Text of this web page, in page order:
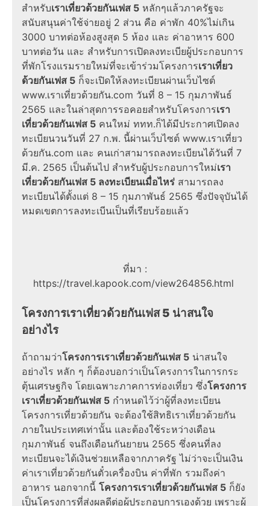
สำหรับเราเที่ยวด้วยกันเฟส 5 หลักๆแล้วภาครัฐจะ
สนับสนุนค่าใช้จ่ายอยู่ 2 ส่วน คือ ค่าพัก 40%ไม่เกิน
3000 บาทต่อห้องสูงสุด 5 ห้อง และ ค่าอาหาร 600
บาทต่อวัน และ สำหรับการเปิดลงทะเบียผู้ประกอบการ
ที่พักโรงแรมรายใหม่ที่จะเข้าร่วมโครงการเราเที่ยว
ด้วยกันเฟส 5 ก็จะเปิดให้ลงทะเบียนผ่านเว็บไซต์
www.เราเที่ยวด้วยกัน.com วันที่ 8 – 15 กุมภาพันธ์
2565 และในล่าสุดการรอคอยสำหรับโครงการเรา
เที่ยวด้วยกันเฟส 5 คนใหม่ ททท.ก็ได้มีประกาศเปิดลง
ทะเบียนวนวันที่ 27 ก.พ. นี้ผ่านเว็บไซต์ www.เราเที่ยว
ด้วยกัน.com และ คนเก่าสามารถลงทะเบียนได้วันที่ 7
มี.ค. 2565 เป็นต้นไป สำหรับผู้ประกอบการใหม่เรา
เที่ยวด้วยกันเฟส 5 ลงทะเบียนเมื่อไหร่ สามารถลง
ทะเบียนได้ตั้งแต่ 8 – 15 กุมภาพันธ์ 2565 ซึ่งปัจจุบันได้
หมดเขตการลงทะเบีนเป็นที่เรียบร้อยแล้ว
ที่มา :
https://travel.kapook.com/view264856.html
โครงการเราเที่ยวด้วยกันเฟส 5 น่าสนใจ
อย่างไร
ถ้าถามว่าโครงการเราเที่ยวด้วยกันเฟส 5 น่าสนใจ
อย่างไร หลัก ๆ ก็ต้องบอกว่าเป็นโครงการในการกระ
ตุ้นเศรษฐกิจ โดยเฉพาะภาคการท่องเที่ยว ซึ่งโครงการ
เราเที่ยวด้วยกันเฟส 5 กำหนดไว้ว่าผู้ที่ลงทะเบียน
โครงการเที่ยวด้วยกัน จะต้องใช้สิทธิเราเที่ยวด้วยกัน
ภายในประเทศเท่านั้น และต้องใช้ระหว่างเดือน
กุมภาพันธ์ จนถึงเดือนกันยายน 2565 ซึ่งคนที่ลง
ทะเบียนจะได้เงินช่วยเหลือจากภาครัฐ ไม่ว่าจะเป็นเงิน
ค่าเราเที่ยวด้วยกันตั๋วเครื่องบิน ค่าที่พัก รวมถึงค่า
อาหาร นอกจากนี้ โครงการเราเที่ยวด้วยกันเฟส 5 ก็ยัง
เป็นโครงการที่ส่งผลดีต่อผู้ประกอบการเองด้วย เพราะผู้